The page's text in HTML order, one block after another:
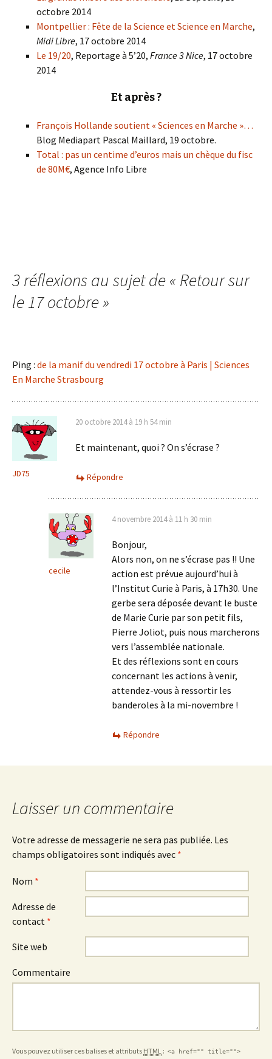
octobre 2014
Montpellier : Fête de la Science et Science en Marche,
Midi Libre, 17 octobre 2014
Le 19/20, Reportage à 5’20, France 3 Nice, 17 octobre
2014
Et après ?
François Hollande soutient « Sciences en Marche »…
Blog Mediapart Pascal Maillard, 19 octobre.
Total : pas un centime d’euros mais un chèque du fisc
de 80M€, Agence Info Libre
3 réflexions au sujet de « Retour sur
le 17 octobre»
Ping : de la manif du vendredi 17 octobre à Paris | Sciences
En Marche Strasbourg
JD75
20 octobre 2014 à 19 h 54 min
Et maintenant, quoi ? On s’écrase ?
Répondre
cecile
4 novembre 2014 à 11 h 30 min
Bonjour,
Alors non, on ne s’écrase pas !! Une
action est prévue aujourd’hui à
l’Institut Curie à Paris, à 17h30. Une
gerbe sera déposée devant le buste
de Marie Curie par son petit fils,
Pierre Joliot, puis nous marcherons
vers l’assemblée nationale.
Et des réflexions sont en cours
concernant les actions à venir,
attendez-vous à ressortir les
banderoles à la mi-novembre !
Répondre
Laisser un commentaire
Votre adresse de messagerie ne sera pas publiée. Les
champs obligatoires sont indiqués avec *
Nom *
Adresse de
contact *
Site web
Commentaire
Vous pouvez utiliser ces balises et attributs HTML : <a href="" title="">